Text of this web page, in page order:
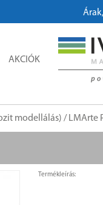
Árak,
AKCIÓK
modellálás) / LMArte
Termékleírás: